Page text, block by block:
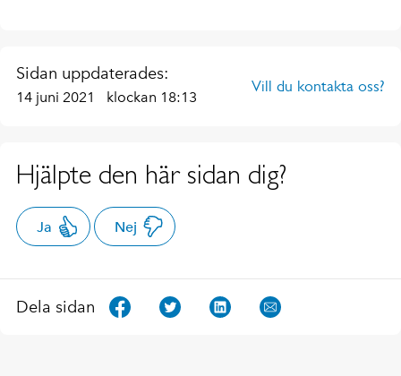
Sidan uppdaterades:
14 juni 2021 klockan 18:13
Vill du kontakta oss?
Hjälpte den här sidan dig?
Ja Nej
Dela sidan